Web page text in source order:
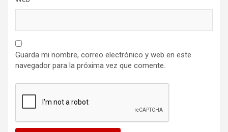
Guarda mi nombre, correo electrónico y web en este
navegador para la próxima vez que comente.